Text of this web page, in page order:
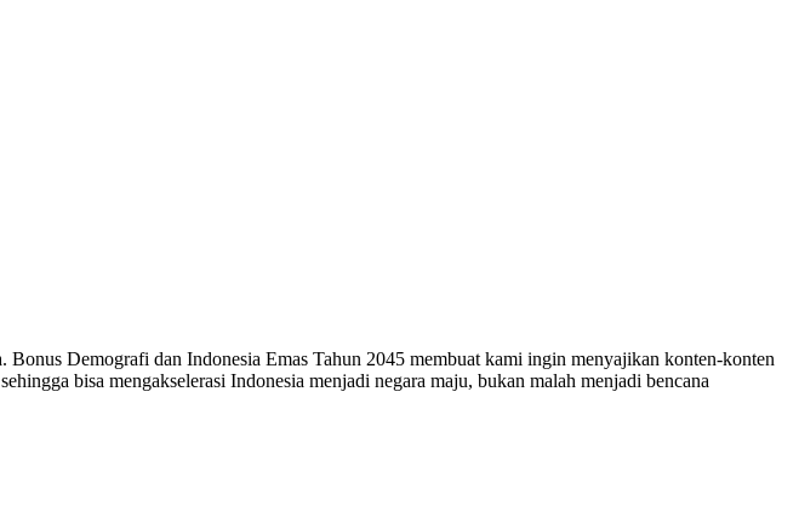
Demografi dan Indonesia Emas Tahun 2045 membuat kami ingin menyajikan konten-konten
bisa mengakselerasi Indonesia menjadi negara maju, bukan malah menjadi bencana